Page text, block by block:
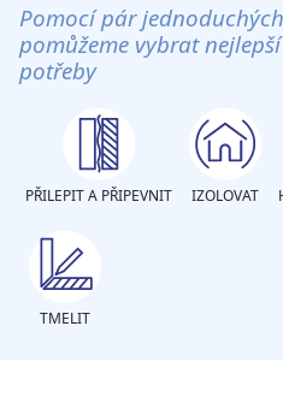
Pomocí pár
pomůžeme vybrat
potřeby
PŘILEPIT A PŘIPEVNIT IZOLOVAT
TMELIT